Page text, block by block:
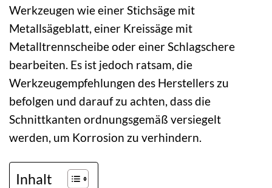
Werkzeugen wie einer Stichsäge mit
Metallsägeblatt, einer Kreissäge mit
Metalltrennscheibe oder einer Schlagschere
bearbeiten. Es ist jedoch ratsam, die
Werkzeugempfehlungen des Herstellers zu
befolgen und darauf zu achten, dass die
Schnittkanten ordnungsgemäß versiegelt
werden, um Korrosion zu verhindern.
Inhalt